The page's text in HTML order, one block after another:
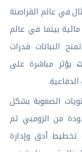
في عالم القراصنة
بينما في عالم
النباتات قدرات
يؤثر مباشرة على
الدفاعية.
الصعوبة بشكل
من الزومبي ثم
تخطيط أدق وإدارة